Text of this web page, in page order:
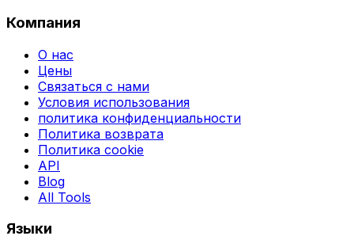
Компания
О нас
Цены
Связаться с нами
Условия использования
политика конфиденциальности
Политика возврата
Политика cookie
API
Blog
All Tools
Языки